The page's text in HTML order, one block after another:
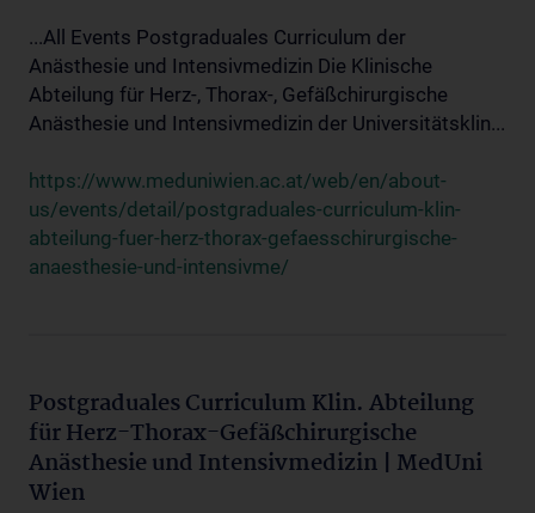
...All Events Postgraduales Curriculum der
Anästhesie und Intensivmedizin Die Klinische
Abteilung für Herz-, Thorax-, Gefäßchirurgische
Anästhesie und Intensivmedizin der Universitätsklin...
https://www.meduniwien.ac.at/web/en/about-
us/events/detail/postgraduales-curriculum-klin-
abteilung-fuer-herz-thorax-gefaesschirurgische-
anaesthesie-und-intensivme/
Postgraduales Curriculum Klin. Abteilung
für Herz-Thorax-Gefäßchirurgische
Anästhesie und Intensivmedizin | MedUni
Wien